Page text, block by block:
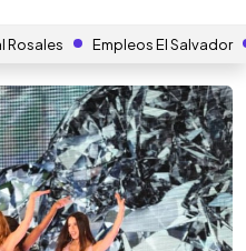
Rosales Empleos El Salvador